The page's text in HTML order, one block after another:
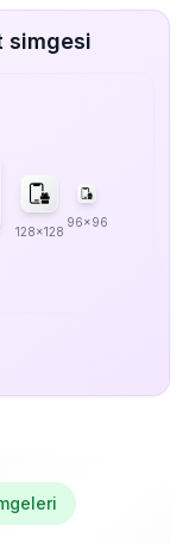
simgesi
128x128
96x96